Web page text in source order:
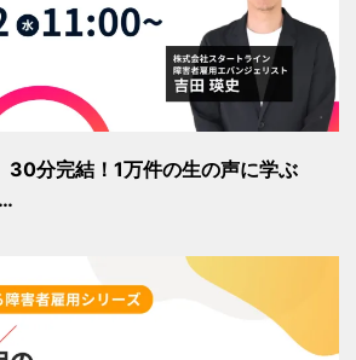
30分完結！1万件の生の声に学ぶ